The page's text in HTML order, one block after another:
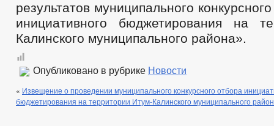
результатов муниципального
инициативного бюджетирования на
Калинского муниципального района».
Опубликовано в рубрике Новости
« Извещение о проведении муниципального конкурсного отбора
бюджетирования на территории Итум-Калинского муниципального